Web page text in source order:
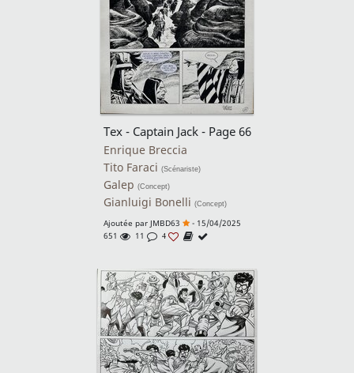
Tex - Captain Jack - Page 66
Enrique Breccia
Tito Faraci (Scénariste)
Galep (Concept)
Gianluigi Bonelli (Concept)
Ajoutée par JMBD63
- 15/04/2025
651
11 4